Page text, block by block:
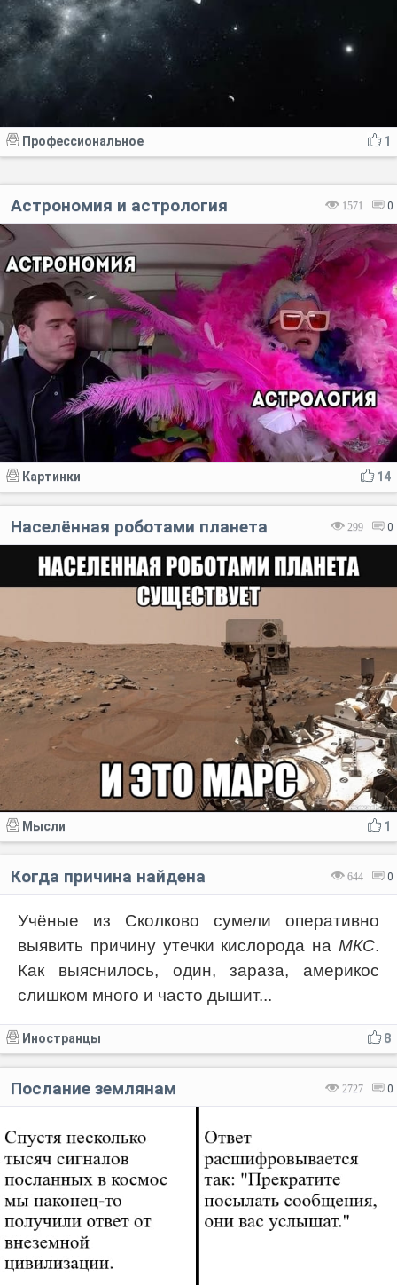
1
Профессиональное
1571 0
Астрономия и астрология
14
Картинки
299 0
Населённая роботами планета
1
Мысли
644 0
Когда причина найдена
Учёные из Сколково сумели оперативно
выявить причину утечки кислорода на МКС.
Как выяснилось, один, зараза, америкос
слишком много и часто дышит...
8
Иностранцы
2727 0
Послание землянам